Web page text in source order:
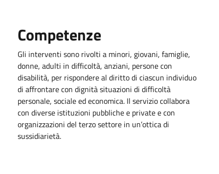
Competenze
Gli interventi sono rivolti a minori, giovani, famiglie,
donne, adulti in difficoltà, anziani, persone con
disabilità, per rispondere al diritto di ciascun individuo
di affrontare con dignità situazioni di difficoltà
personale, sociale ed economica. Il servizio collabora
con diverse istituzioni pubbliche e private e con
organizzazioni del terzo settore in un’ottica di
sussidiarietà.